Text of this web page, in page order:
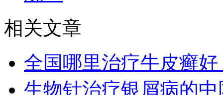
相关文章
全国哪里治疗牛皮癣
生物针治疗银屑病的